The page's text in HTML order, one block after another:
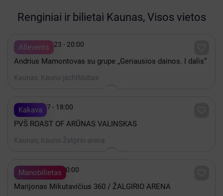
Renginiai ir bilietai Kaunas, Visos vietos
Allevents
 Rugpjūtis 23 - 20:00
Andrius Mamontovas su grupe „Geriausios dainos. I dalis“
Kaunas, Kauno jachtklubas
Kakava
 Spalis 17 - 18:00
PVŠ ROAST OF ARŪNAS VALINSKAS
Kaunas, Kauno Žalgirio arena
Manobilietas
 Gruodis 19 - 20:00
Marijonas Mikutavičius 360 / ŽALGIRIO ARENA